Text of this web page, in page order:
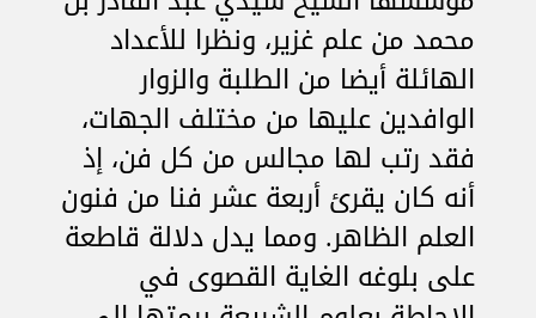
محمد من علم غزير، ونظرا للأعداد
الهائلة أيضا من الطلبة والزوار
الوافدين عليها من مختلف الجهات،
فقد رتب لها مجالس من كل فن، إذ
أنه كان يقرئ أربعة عشر فنا من فنون
العلم الظاهر. ومما يدل دلالة قاطعة
على بلوغه الغاية القصوى في